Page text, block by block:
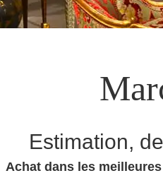
Estimation,
Achat dans les